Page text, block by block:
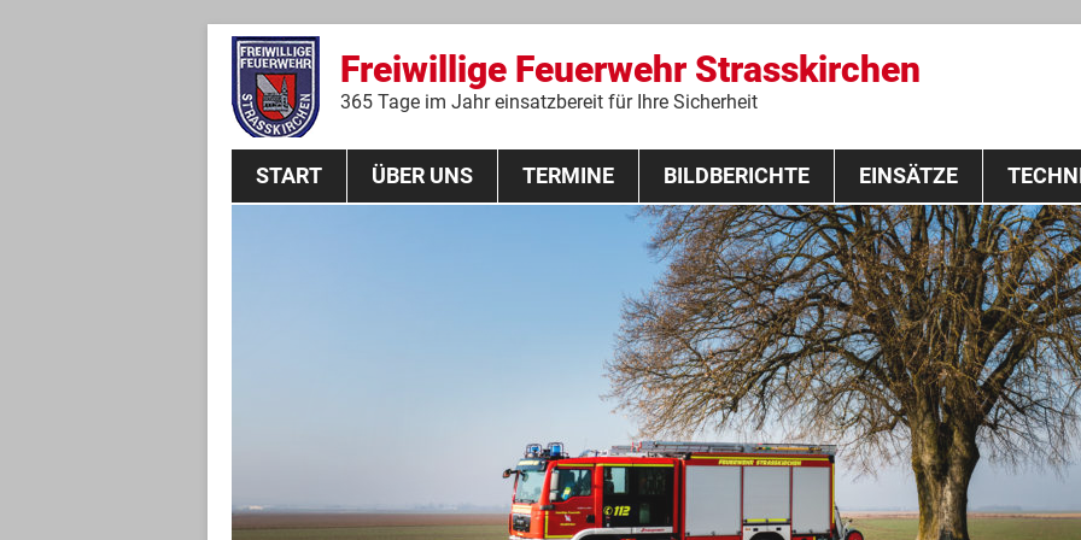
Freiwillige Feuerwehr Strasskirchen
365 Tage im Jahr einsatzbereit für Ihre Sicherheit
Zum
springen
START ÜBER UNS TERMINE
THL Lehrgang 2020
BILDBERICHTE EINSÄTZE
Fahrzeuge
Ausrüstung